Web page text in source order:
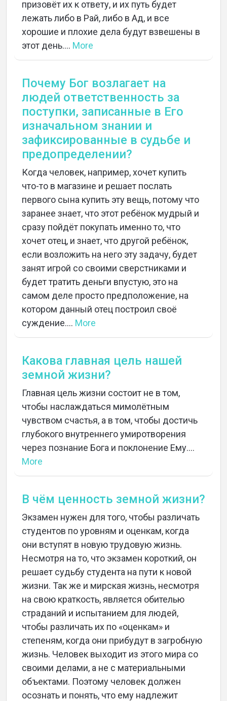
призовёт их к ответу, и их путь будет
лежать либо в Рай, либо в Ад, и все
хорошие и плохие дела будут взвешены в
этот день.... More
Почему Бог возлагает на
людей ответственность за
поступки, записанные в Его
изначальном знании и
зафиксированные в судьбе и
предопределении?
Когда человек, например, хочет купить
что-то в магазине и решает послать
первого сына купить эту вещь, потому что
заранее знает, что этот ребёнок мудрый и
сразу пойдёт покупать именно то, что
хочет отец, и знает, что другой ребёнок,
если возложить на него эту задачу, будет
занят игрой со своими сверстниками и
будет тратить деньги впустую, это на
самом деле просто предположение, на
котором данный отец построил своё
суждение.... More
Какова главная цель нашей
земной жизни?
Главная цель жизни состоит не в том,
чтобы наслаждаться мимолётным
чувством счастья, а в том, чтобы достичь
глубокого внутреннего умиротворения
через познание Бога и поклонение Ему....
More
В чём ценность земной жизни?
Экзамен нужен для того, чтобы различать
студентов по уровням и оценкам, когда
они вступят в новую трудовую жизнь.
Несмотря на то, что экзамен короткий, он
решает судьбу студента на пути к новой
жизни. Так же и мирская жизнь, несмотря
на свою краткость, является обителью
страданий и испытанием для людей,
чтобы различать их по «оценкам» и
степеням, когда они прибудут в загробную
жизнь. Человек выходит из этого мира со
своими делами, а не с материальными
объектами. Поэтому человек должен
осознать и понять, что ему надлежит